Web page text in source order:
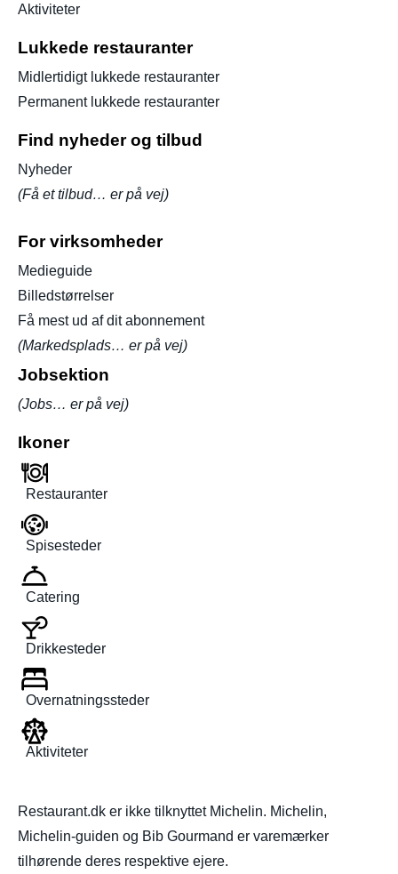
Aktiviteter
Lukkede restauranter
Midlertidigt lukkede restauranter
Permanent lukkede restauranter
Find nyheder og tilbud
Nyheder
(Få et tilbud… er på vej)
For virksomheder
Medieguide
Billedstørrelser
Få mest ud af dit abonnement
(Markedsplads… er på vej)
Jobsektion
(Jobs… er på vej)
Ikoner
Restauranter
Spisesteder
Catering
Drikkesteder
Overnatningssteder
Aktiviteter
Restaurant.dk er ikke tilknyttet Michelin. Michelin,
Michelin-guiden og Bib Gourmand er varemærker
tilhørende deres respektive ejere.